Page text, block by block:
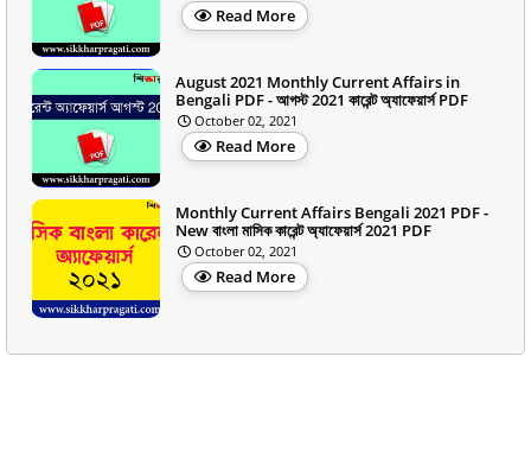
Read More
August 2021 Monthly Current Affairs in
Bengali PDF - আগস্ট 2021 কারেন্ট অ্যাফেয়ার্স PDF
October 02, 2021
Read More
Monthly Current Affairs Bengali 2021 PDF -
New বাংলা মাসিক কারেন্ট অ্যাফেয়ার্স 2021 PDF
October 02, 2021
Read More